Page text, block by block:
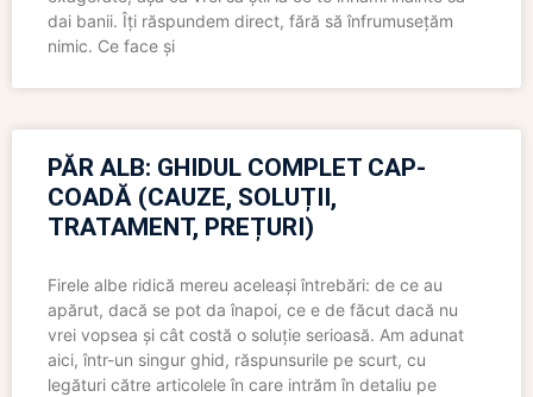
dai banii. Îți răspundem direct, fără să înfrumusețăm
nimic. Ce face și
PĂR ALB: GHIDUL COMPLET CAP-
COADĂ (CAUZE, SOLUȚII,
TRATAMENT, PREȚURI)
Firele albe ridică mereu aceleași întrebări: de ce au
apărut, dacă se pot da înapoi, ce e de făcut dacă nu
vrei vopsea și cât costă o soluție serioasă. Am adunat
aici, într-un singur ghid, răspunsurile pe scurt, cu
legături către articolele în care intrăm în detaliu pe